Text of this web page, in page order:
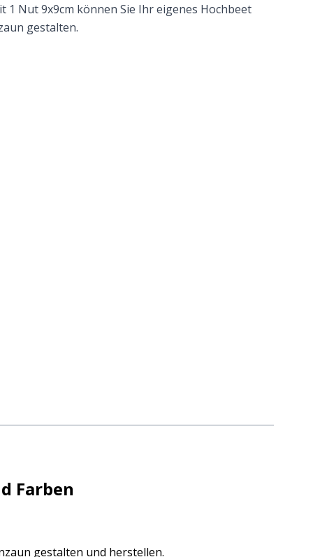
1 Nut 9x9cm können Sie Ihr eigenes Hochbeet
gestalten.
Farben
gestalten und herstellen.